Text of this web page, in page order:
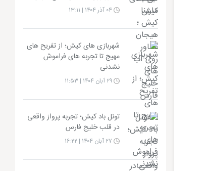
شهربازی های کیش؛ از تفریح های
مهیج تا تجربه های فراموش
نشدنی
۲۹ آبان ۱۴۰۴ | ۱۱:۵۳
تونل باد کیش؛ تجربه پرواز واقعی
در قلب خلیج فارس